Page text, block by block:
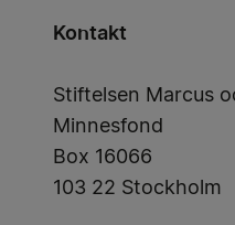
Kontakt
Stiftelsen Marcus
Minnesfond
Box 16066
103 22 Stockholm